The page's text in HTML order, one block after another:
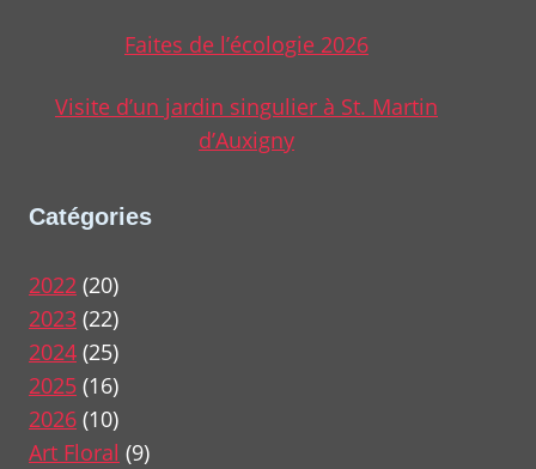
Faites de l’écologie 2026
Visite d’un jardin singulier à St. Martin
d’Auxigny
Catégories
2022 (20)
2023 (22)
2024 (25)
2025 (16)
2026 (10)
Art Floral (9)